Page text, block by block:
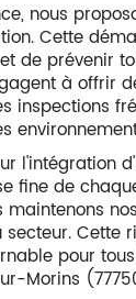
nous
Cette
de prévenir
à offrir
inspections
l'intégration
fine de
Cette
pour
Morins